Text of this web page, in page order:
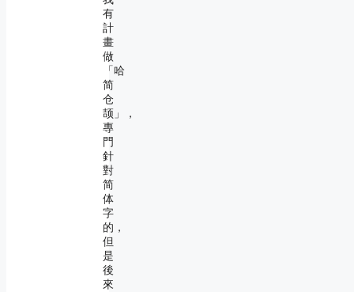
有
計
畫
做
「哈
简
仓
颉」，
專
門
針
對
简
体
字
的，
但
是
後
來